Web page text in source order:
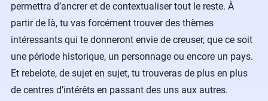
permettra d’ancrer et de contextualiser tout le reste. À
partir de là, tu vas forcément trouver des thèmes
intéressants qui te donneront envie de creuser, que ce soit
une période historique, un personnage ou encore un pays.
Et rebelote, de sujet en sujet, tu trouveras de plus en plus
de centres d’intérêts en passant des uns aux autres.